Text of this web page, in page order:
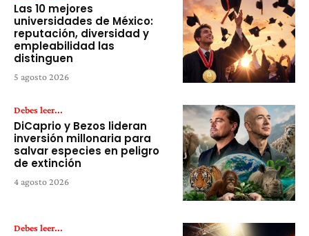
Las 10 mejores
universidades de México:
reputación, diversidad y
empleabilidad las
distinguen
5 agosto 2026
Debes leer...
DiCaprio y Bezos lideran
inversión millonaria para
salvar especies en peligro
de extinción
4 agosto 2026
Debes leer...